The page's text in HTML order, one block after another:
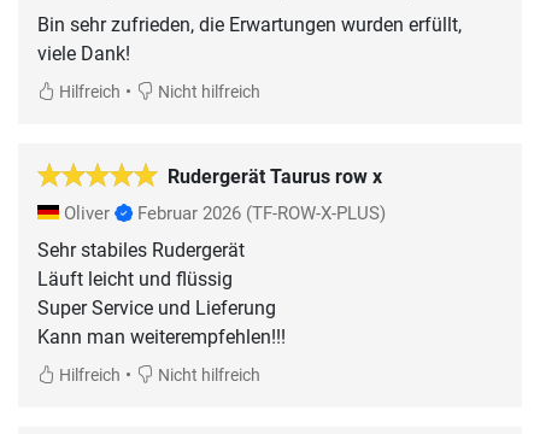
Bin sehr zufrieden, die Erwartungen wurden erfüllt,
viele Dank!
Hilfreich • Nicht hilfreich
Rudergerät Taurus row x
Oliver Februar 2026 (TF-ROW-X-PLUS)
Sehr stabiles Rudergerät
Läuft leicht und flüssig
Super Service und Lieferung
Kann man weiterempfehlen!!!
Hilfreich • Nicht hilfreich